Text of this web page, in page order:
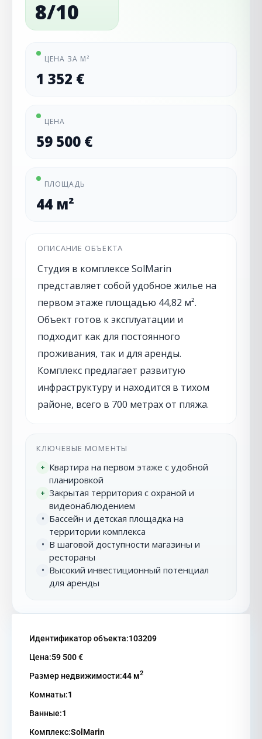
8/10
ЦЕНА ЗА М²
1 352 €
ЦЕНА
59 500 €
ПЛОЩАДЬ
44 м²
ОПИСАНИЕ ОБЪЕКТА
Студия в комплексе SolMarin
представляет собой удобное жилье на
первом этаже площадью 44,82 м².
Объект готов к эксплуатации и
подходит как для постоянного
проживания, так и для аренды.
Комплекс предлагает развитую
инфраструктуру и находится в тихом
районе, всего в 700 метрах от пляжа.
КЛЮЧЕВЫЕ МОМЕНТЫ
+ Квартира на первом этаже с удобной
планировкой
+ Закрытая территория с охраной и
видеонаблюдением
• Бассейн и детская площадка на
территории комплекса
• В шаговой доступности магазины и
рестораны
• Высокий инвестиционный потенциал
для аренды
Идентификатор объекта:103209
Цена:59 500 €
Размер недвижимости:44 м2
Комнаты:1
Ванные:1
Комплекс:SolMarin